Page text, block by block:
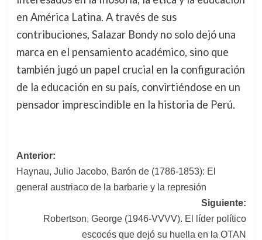
en América Latina. A través de sus
contribuciones, Salazar Bondy no solo dejó una
marca en el pensamiento académico, sino que
también jugó un papel crucial en la configuración
de la educación en su país, convirtiéndose en un
pensador imprescindible en la historia de Perú.
Navegación
de
entradas
Anterior:
Haynau, Julio Jacobo, Barón de (1786-1853): El
general austriaco de la barbarie y la represión
Siguiente:
Robertson, George (1946-VVVV). El líder político
escocés que dejó su huella en la OTAN